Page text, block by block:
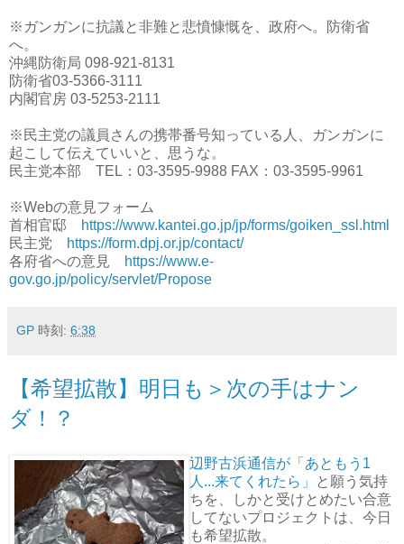
※ガンガンに抗議と非難と悲憤慷慨を、政府へ。防衛省
へ。
沖縄防衛局 098-921-8131
防衛省03-5366-3111
内閣官房 03-5253-2111
※民主党の議員さんの携帯番号知っている人、ガンガンに
起こして伝えていいと、思うな。
民主党本部 TEL：03-3595-9988 FAX：03-3595-9961
※Webの意見フォーム
首相官邸
https://www.kantei.go.jp/jp/forms/goiken_ssl.html
民主党
https://form.dpj.or.jp/contact/
各府省への意見
https://www.e-
gov.go.jp/policy/servlet/Propose
GP 時刻: 6:38
【希望拡散】明日も＞次の手はナン
ダ！？
辺野古浜通信が「あともう1
人...来てくれたら」
と願う気持
ちを、しかと受けとめたい合意
してないプロジェクトは、今日
も希望拡散。